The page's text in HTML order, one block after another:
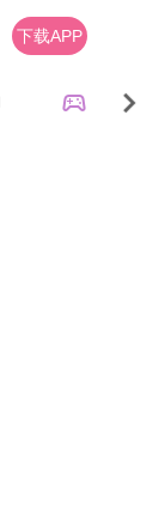
下载APP
sports_esports chevron_right